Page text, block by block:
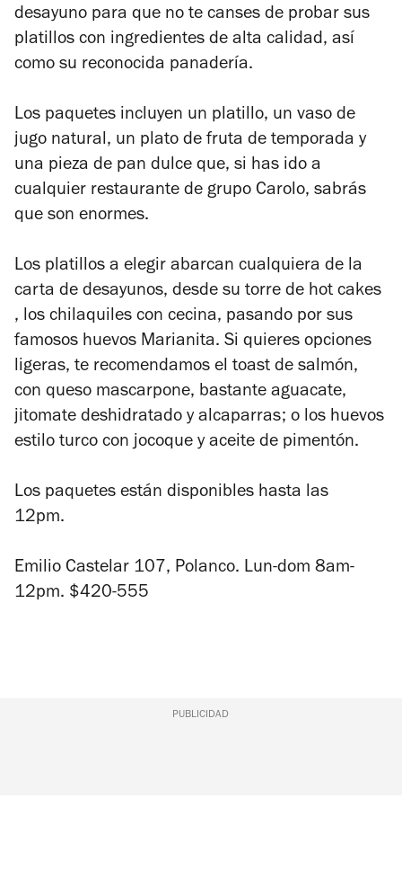
desayuno para que no te canses de probar sus
platillos con ingredientes de alta calidad, así
como su reconocida panadería.
Los paquetes incluyen un platillo, un vaso de
jugo natural, un plato de fruta de temporada y
una pieza de pan dulce que, si has ido a
cualquier restaurante de grupo Carolo, sabrás
que son enormes.
Los platillos a elegir abarcan cualquiera de la
carta de desayunos, desde su torre de hot cakes
, los chilaquiles con cecina, pasando por sus
famosos huevos Marianita. Si quieres opciones
ligeras, te recomendamos el toast de salmón,
con queso mascarpone, bastante aguacate,
jitomate deshidratado y alcaparras; o los huevos
estilo turco con jocoque y aceite de pimentón.
Los paquetes están disponibles hasta las
12pm.
Emilio Castelar 107, Polanco. Lun-dom 8am-
12pm. $420-555
PUBLICIDAD